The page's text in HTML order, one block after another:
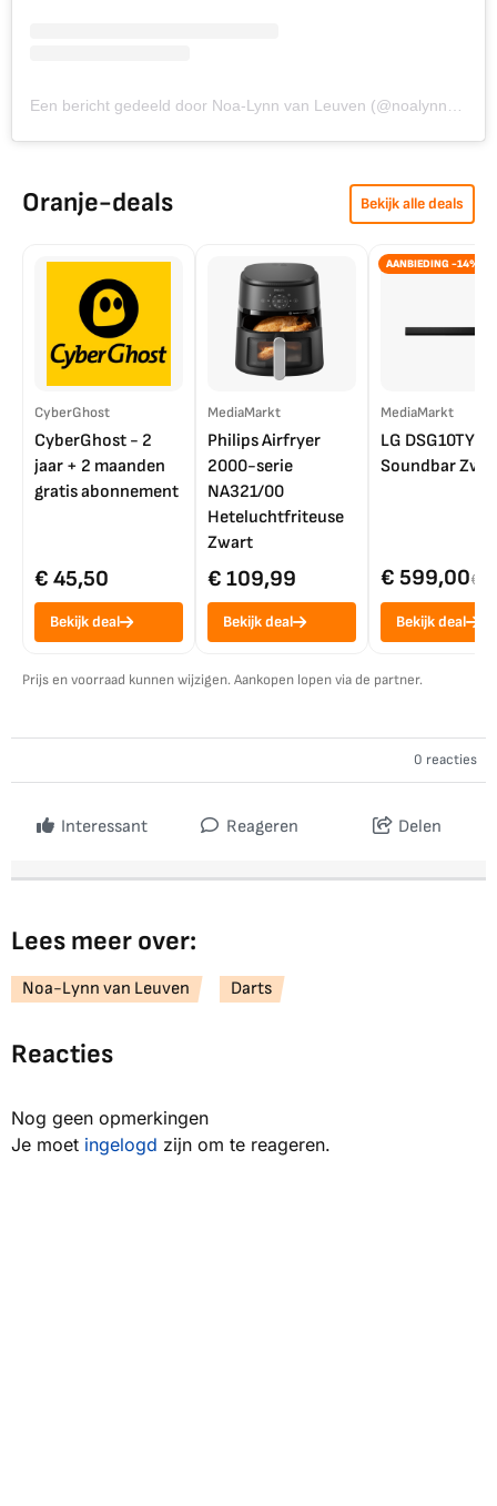
Oranje-deals Bekijk alle deals
CyberGhost
CyberGhost - 2
jaar + 2 maanden
gratis abonnement
€ 45,50
Bekijk deal
MediaMarkt
Philips Airfryer
2000-serie
NA321/00
Heteluchtfriteuse
Zwart
€ 109,99
Bekijk deal
AANBIEDING -14%
MediaMarkt
LG DSG10TY
Soundbar
€ 599,00€
Bekijk deal
Prijs en voorraad kunnen wijzigen. Aankopen lopen via de partner.
0 reacties
Interessant Reageren Delen
Lees meer over:
Noa-Lynn van Leuven Darts
Reacties
Nog geen opmerkingen
Je moet ingelogd zijn om te reageren.